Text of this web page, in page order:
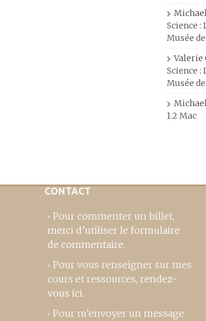
Science
Musée
Valerie
Science
Musée
1.2 Mac
CONTACT
Pour commenter un billet,
merci d’utiliser le formulaire
de commentaire.
Pour vous renseigner sur mes
cours et ressources, rendez-
vous ici.
Pour m’envoyer un message